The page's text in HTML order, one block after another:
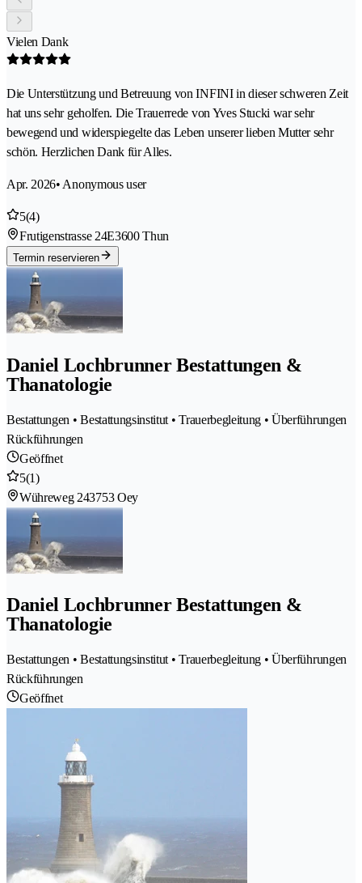
Vielen Dank
Die Unterstützung und Betreuung von INFINI in dieser schweren Zeit
hat uns sehr geholfen. Die Trauerrede von Yves Stucki war sehr
bewegend und widerspiegelte das Leben unserer lieben Mutter sehr
schön. Herzlichen Dank für Alles.
Apr. 2026• Anonymous user
5(4)
Frutigenstrasse 24E3600 Thun
Termin reservieren
Daniel Lochbrunner Bestattungen &
Thanatologie
Bestattungen • Bestattungsinstitut • Trauerbegleitung • Überführungen
Rückführungen
Geöffnet
5(1)
Wühreweg 243753 Oey
Daniel Lochbrunner Bestattungen &
Thanatologie
Bestattungen • Bestattungsinstitut • Trauerbegleitung • Überführungen
Rückführungen
Geöffnet